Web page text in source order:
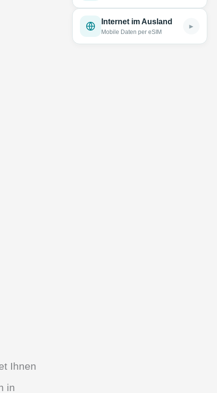
Ihnen
in
Internet im Ausland
Mobile Daten per eSIM
►